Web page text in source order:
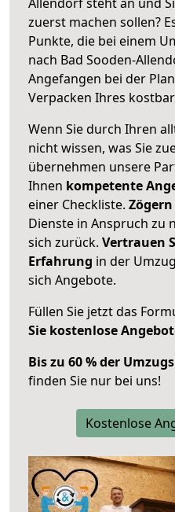
zuerst machen sollen?
Punkte, die bei einem
nach Bad Sooden-
Angefangen bei der
Verpacken Ihres
Wenn Sie durch Ihren
nicht wissen, was Sie
übernehmen unsere
Ihnen kompetente
einer Checkliste.
Dienste in Anspruch zu
sich zurück. Vertrauen
Erfahrung in der
sich Angebote.
Füllen Sie jetzt das
Sie kostenlose
Bis zu 60 % der
finden Sie nur bei uns!
Kostenlose